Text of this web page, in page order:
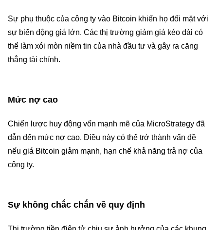
Sự phụ thuộc của công ty vào Bitcoin khiến họ đối mặt với
sự biến động giá lớn. Các thị trường giảm giá kéo dài có
thể làm xói mòn niềm tin của nhà đầu tư và gây ra căng
thẳng tài chính.
Mức nợ cao
Chiến lược huy động vốn mạnh mẽ của MicroStrategy đã
dẫn đến mức nợ cao. Điều này có thể trở thành vấn đề
nếu giá Bitcoin giảm mạnh, hạn chế khả năng trả nợ của
công ty.
Sự không chắc chắn về quy định